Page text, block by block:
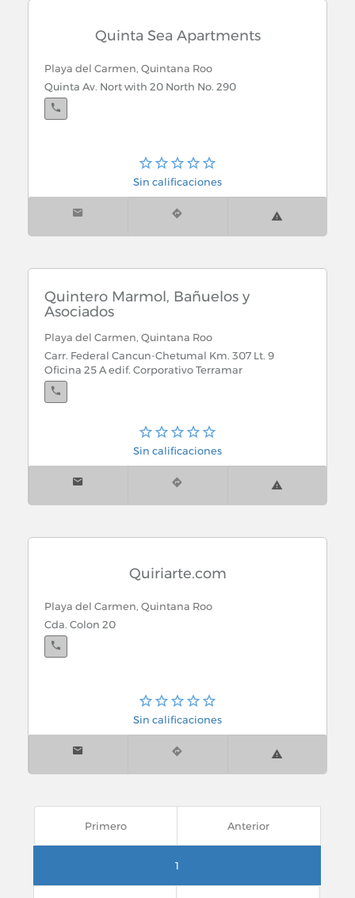
Quinta Sea Apartments
Playa del Carmen, Quintana Roo
Quinta Av. Nort with 20 North No. 290
Sin calificaciones
Quintero Marmol, Bañuelos y
Asociados
Playa del Carmen, Quintana Roo
Carr. Federal Cancun-Chetumal Km. 307 Lt. 9
Oficina 25 A edif. Corporativo Terramar
Sin calificaciones
Quiriarte.com
Playa del Carmen, Quintana Roo
Cda. Colon 20
Sin calificaciones
Primero Anterior
1